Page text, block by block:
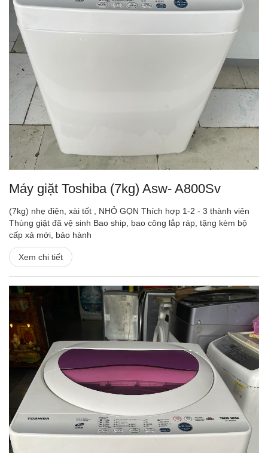
Máy giặt Toshiba (7kg) Asw- A800Sv
(7kg) nhẹ điện, xài tốt , NHỎ GỌN Thích hợp 1-2 - 3 thành viên
Thùng giặt đã vệ sinh Bao ship, bao công lắp ráp, tặng kèm bộ
cấp xả mới, bảo hành
Xem chi tiết